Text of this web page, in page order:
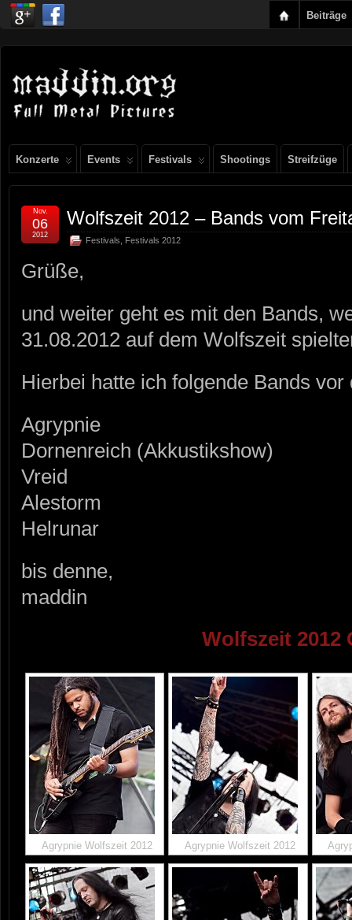
Beiträge
Konzerte Events Festivals Shootings Streifzüge
Wolfszeit 2012 – Bands vom
Festivals Festivals 2012
Nov.
06
2012
Grüße,
und weiter geht es mit den Bands,
31.08.2012 auf dem Wolfszeit
Hierbei hatte ich folgende Bands vor
Agrypnie
Dornenreich (Akkustikshow)
Vreid
Alestorm
Helrunar
bis denne,
maddin
Wolfszeit 2012
Agrypnie Wolfszeit 2012 Agrypnie Wolfszeit 2012